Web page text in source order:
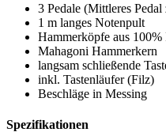
3 Pedale (Mittleres
1 m langes Notenpult
Hammerköpfe aus
Mahagoni Hammerkern
langsam schließende
inkl. Tastenläufer (Filz)
Beschläge in Messing
Spezifikationen